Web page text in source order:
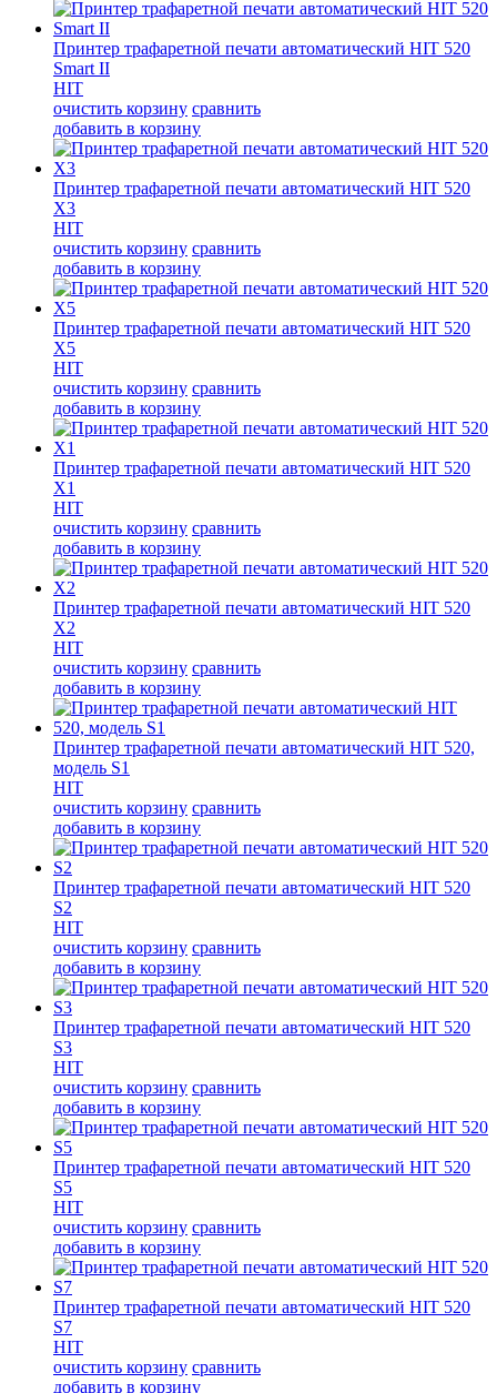
Принтер трафаретной печати автоматический HIT 520
Smart II
HIT
очистить корзину сравнить
добавить в корзину
Принтер трафаретной печати автоматический HIT 520
X3
HIT
очистить корзину сравнить
добавить в корзину
Принтер трафаретной печати автоматический HIT 520
X5
HIT
очистить корзину сравнить
добавить в корзину
Принтер трафаретной печати автоматический HIT 520
X1
HIT
очистить корзину сравнить
добавить в корзину
Принтер трафаретной печати автоматический HIT 520
X2
HIT
очистить корзину сравнить
добавить в корзину
Принтер трафаретной печати автоматический HIT 520,
модель S1
HIT
очистить корзину сравнить
добавить в корзину
Принтер трафаретной печати автоматический HIT 520
S2
HIT
очистить корзину сравнить
добавить в корзину
Принтер трафаретной печати автоматический HIT 520
S3
HIT
очистить корзину сравнить
добавить в корзину
Принтер трафаретной печати автоматический HIT 520
S5
HIT
очистить корзину сравнить
добавить в корзину
Принтер трафаретной печати автоматический HIT 520
S7
HIT
очистить корзину сравнить
добавить в корзину